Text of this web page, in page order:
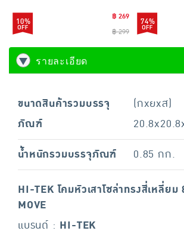
10%
฿ 269
฿ 299
74%
รายละเอียด
ขนาดสินค้ารวมบรรจุ
ภัณฑ์
(กxยxส)
น้ำหนักรวมบรรจุภัณฑ์
0.85 กก.
HI-TEK โคมหัวเสาโซล่าทรงสี่เหลี่ยม
MOVE
แบรนด์ : HI-TEK